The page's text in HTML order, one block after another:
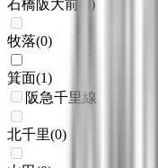
石橋阪大前 )
牧落(0)
箕面(1)
阪急千里線
北千里(0)